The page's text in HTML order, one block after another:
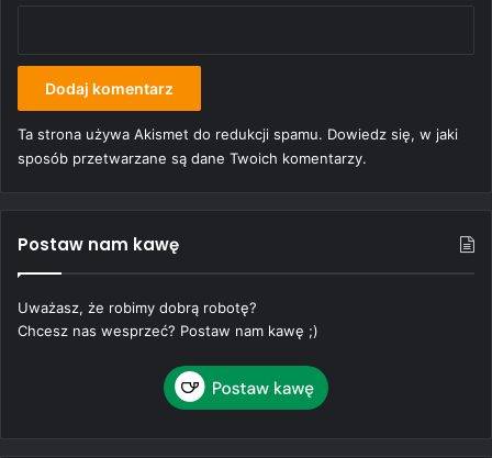
Ta strona używa Akismet do redukcji spamu. Dowiedz się, w jaki
sposób przetwarzane są dane Twoich komentarzy.
Postaw nam kawę
Uważasz, że robimy dobrą robotę?
Chcesz nas wesprzeć? Postaw nam kawę ;)